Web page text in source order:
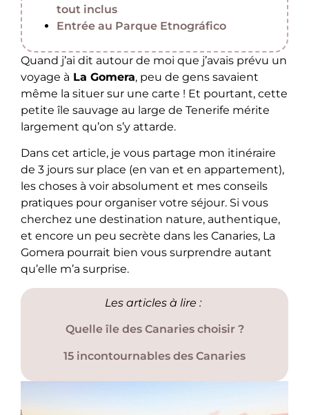
tout inclus
Entrée au Parque Etnográfico
Quand j’ai dit autour de moi que j’avais prévu un
voyage à La Gomera, peu de gens savaient
même la situer sur une carte ! Et pourtant, cette
petite île sauvage au large de Tenerife mérite
largement qu’on s’y attarde.
Dans cet article, je vous partage mon itinéraire
de 3 jours sur place (en van et en appartement),
les choses à voir absolument et mes conseils
pratiques pour organiser votre séjour. Si vous
cherchez une destination nature, authentique,
et encore un peu secrète dans les Canaries, La
Gomera pourrait bien vous surprendre autant
qu’elle m’a surprise.
Les articles à lire :
Quelle île des Canaries choisir ?
15 incontournables des Canaries